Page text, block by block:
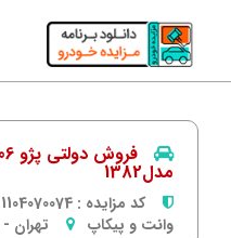
مدل1382
کد مزایده : 1104070074
وانت و پیکاپ
تهران -